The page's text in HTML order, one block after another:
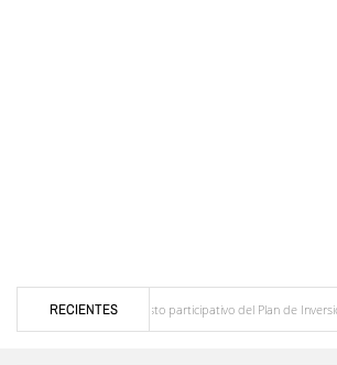
RECIENTES
del presupuesto participativo del Plan de Inversión 2027